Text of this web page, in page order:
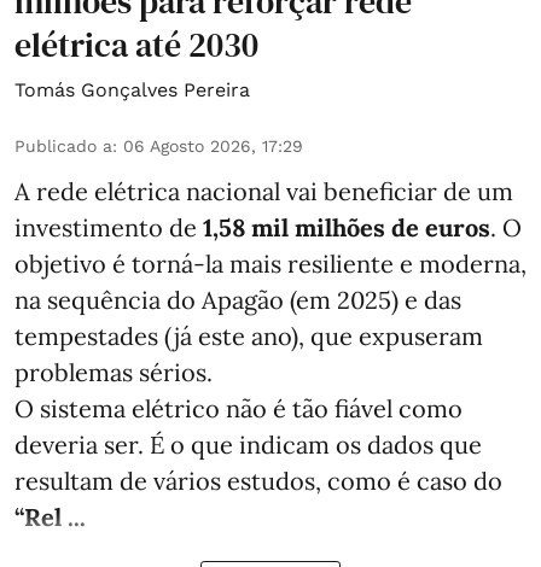
elétrica até 2030
Tomás Gonçalves Pereira
Publicado a: 06 Agosto 2026, 17:29
A rede elétrica nacional vai beneficiar de um
investimento de 1,58 mil milhões de euros. O
objetivo é torná-la mais resiliente e moderna,
na sequência do Apagão (em 2025) e das
tempestades (já este ano), que expuseram
problemas sérios.
O sistema elétrico não é tão fiável como
deveria ser. É o que indicam os dados que
resultam de vários estudos, como é caso do
“Rel ...